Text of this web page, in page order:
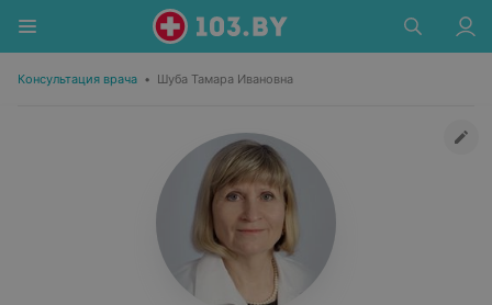
Консультация врача • Шуба Тамара Ивановна